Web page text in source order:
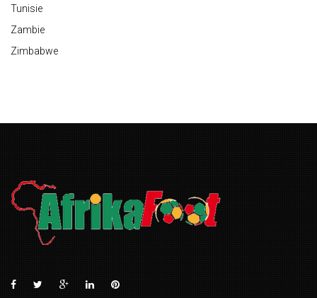
Tunisie
Zambie
Zimbabwe